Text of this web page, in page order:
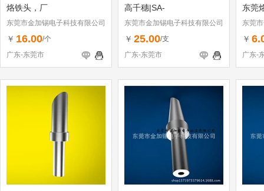
烙铁头，厂
东莞市金加锡电子科技有限公司
￥ 16.00/个
广东-东莞市
高千穗|SA-
东莞市金加锡电子科技有限公司
￥ 25.00/支
广东-东莞市
东莞
东莞
￥
广东-